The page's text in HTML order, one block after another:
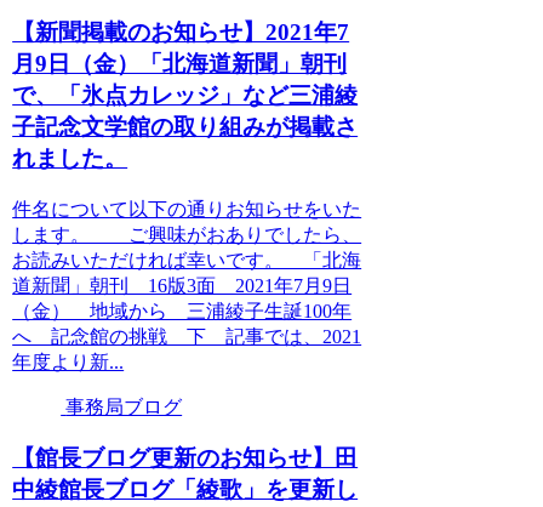
【新聞掲載のお知らせ】2021年7
月9日（金）「北海道新聞」朝刊
で、「氷点カレッジ」など三浦綾
子記念文学館の取り組みが掲載さ
れました。
件名について以下の通りお知らせをいた
します。 ご興味がおありでしたら、
お読みいただければ幸いです。 「北海
道新聞」朝刊 16版3面 2021年7月9日
（金） 地域から 三浦綾子生誕100年
へ 記念館の挑戦 下 記事では、2021
年度より新...
事務局ブログ
【館長ブログ更新のお知らせ】田
中綾館長ブログ「綾歌」を更新し